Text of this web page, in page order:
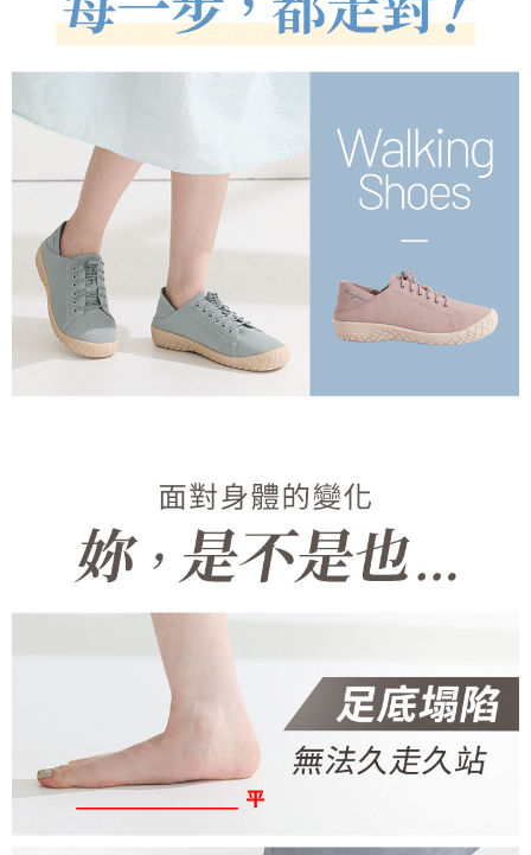
每筆NT$70，滿NT$999(含以上)免運費
黑貓宅急便
每筆NT$70，滿NT$999(含以上)免運費
海外配送 查看運費